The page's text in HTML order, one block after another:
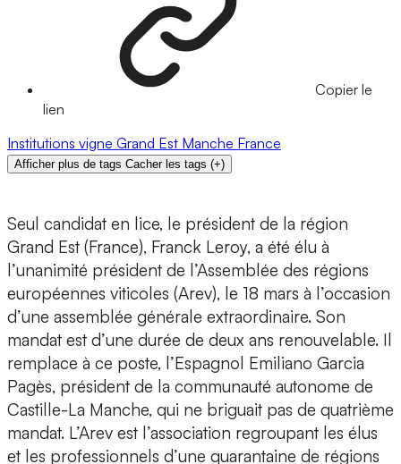
Copier le
lien
Institutions vigne Grand Est Manche France
Afficher plus de tags Cacher les tags (+)
Seul candidat en lice, le président de la région
Grand Est (France), Franck Leroy, a été élu à
l’unanimité président de l’Assemblée des régions
européennes viticoles (Arev), le 18 mars à l’occasion
d’une assemblée générale extraordinaire. Son
mandat est d’une durée de deux ans renouvelable. Il
remplace à ce poste, l’Espagnol Emiliano Garcia
Pagès, président de la communauté autonome de
Castille-La Manche, qui ne briguait pas de quatrième
mandat. L’Arev est l’association regroupant les élus
et les professionnels d’une quarantaine de régions